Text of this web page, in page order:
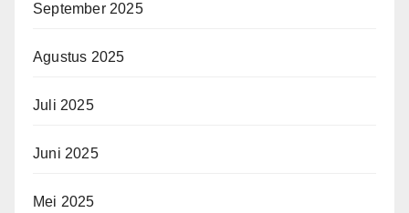
September 2025
Agustus 2025
Juli 2025
Juni 2025
Mei 2025